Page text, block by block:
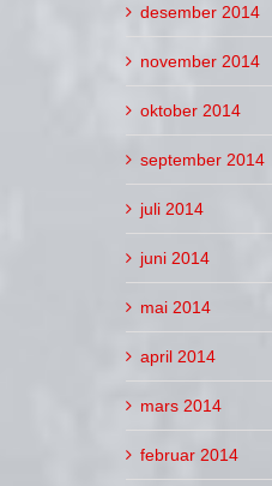
desember 2014
november 2014
oktober 2014
september 2014
juli 2014
juni 2014
mai 2014
april 2014
mars 2014
februar 2014